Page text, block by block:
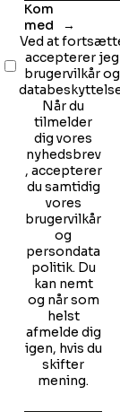
Kom
med
Ved at
accepterer jeg
brugervilkår og
Når du
tilmelder
dig vores
nyhedsbrev
, accepterer
du samtidig
vores
brugervilkår
og
persondata
politik. Du
kan nemt
og når som
helst
afmelde dig
igen, hvis du
skifter
mening.